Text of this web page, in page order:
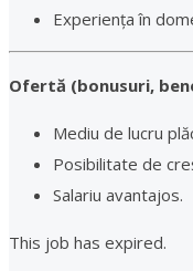
Experiența în
Ofertă (bonusuri,
Mediu de lucru
Posibilitate de
Salariu avantajos.
This job has expired.